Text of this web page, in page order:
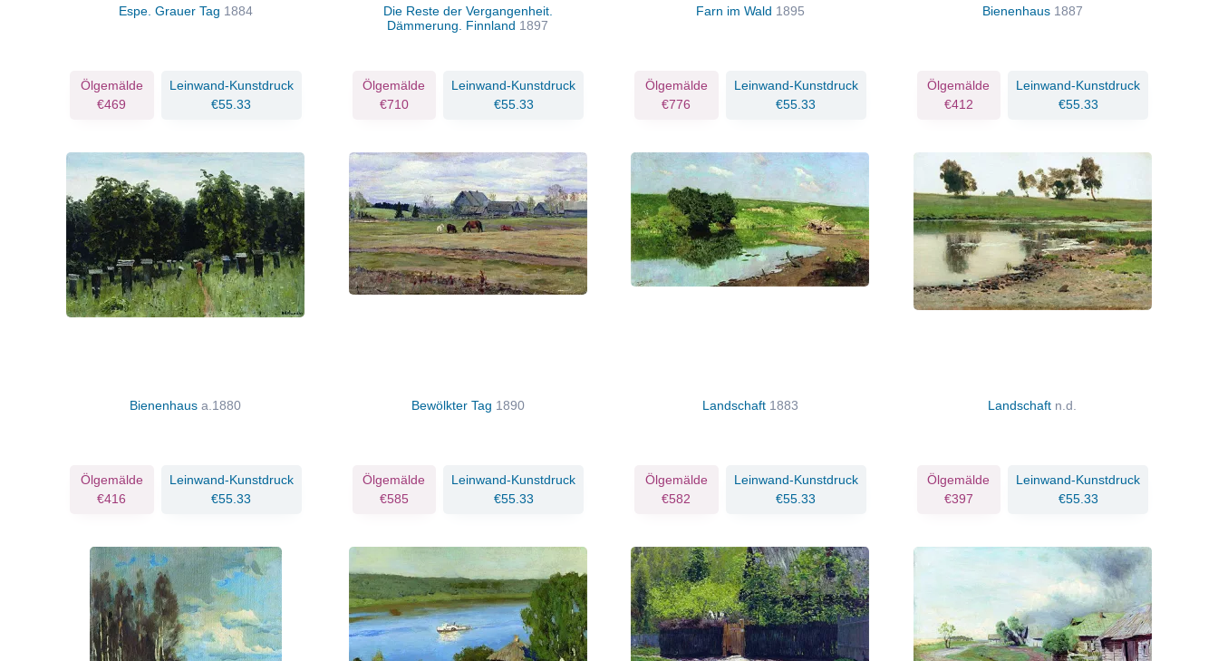
Espe. Grauer Tag 1884
Ölgemälde
€469
Leinwand-Kunstdruck
€55.33
Die Reste der Vergangenheit.
Dämmerung. Finnland 1897
Ölgemälde
€710
Leinwand-Kunstdruck
€55.33
Farn im Wald 1895
Ölgemälde
€776
Leinwand-Kunstdruck
€55.33
Bienenhaus 1887
Ölgemälde
€412
Leinwand-Kunstdruck
€55.33
Bienenhausa.1880
Ölgemälde
€416
Leinwand-Kunstdruck
€55.33
Bewölkter Tag 1890
Ölgemälde
€585
Leinwand-Kunstdruck
€55.33
Landschaft 1883
Ölgemälde
€582
Leinwand-Kunstdruck
€55.33
Landschaft n.d.
Ölgemälde
€397
Leinwand-Kunstdruck
€55.33